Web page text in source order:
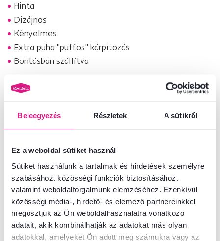
Beleegyezés Részletek A sütikről
Ez a weboldal sütiket használ
Sütiket használunk a tartalmak és hirdetések személyre
szabásához, közösségi funkciók biztosításához,
valamint weboldalforgalmunk elemzéséhez. Ezenkívül
közösségi média-, hirdető- és elemező partnereinkkel
megosztjuk az Ön weboldalhasználatra vonatkozó
adatait, akik kombinálhatják az adatokat más olyan
adatokkal, amelyeket Ön adott meg számukra vagy az
Hinta
Dizájnos
Kényelmes
Extra puha "puffos" kárpitozás
Bontásban szállítva
Termékszám : 0000301036
Alapparaméterek
Méretek és specifikációk
Csomagolási információk
Telepítési útmutató